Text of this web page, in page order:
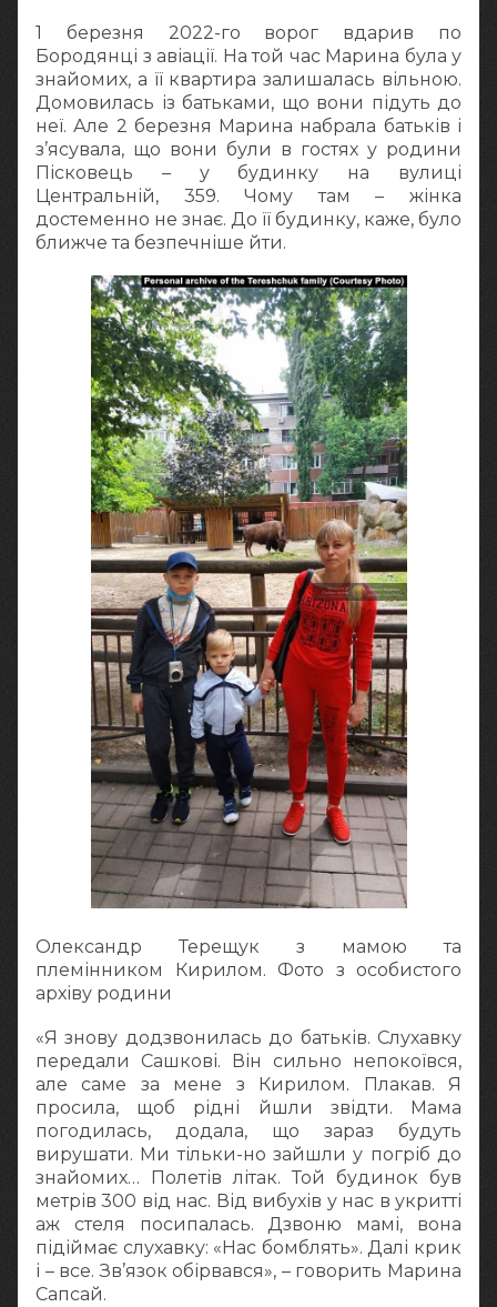
1 березня 2022-го ворог вдарив по
Бородянці з авіації. На той час Марина була у
знайомих, а її квартира залишалась вільною.
Домовилась із батьками, що вони підуть до
неї. Але 2 березня Марина набрала батьків і
з’ясувала, що вони були в гостях у родини
Пісковець – у будинку на вулиці
Центральній, 359. Чому там – жінка
достеменно не знає. До її будинку, каже, було
ближче та безпечніше йти.
Олександр Терещук з мамою та
племінником Кирилом. Фото з особистого
архіву родини
«Я знову додзвонилась до батьків. Слухавку
передали Сашкові. Він сильно непокоївся,
але саме за мене з Кирилом. Плакав. Я
просила, щоб рідні йшли звідти. Мама
погодилась, додала, що зараз будуть
вирушати. Ми тільки-но зайшли у погріб до
знайомих… Полетів літак. Той будинок був
метрів 300 від нас. Від вибухів у нас в укритті
аж стеля посипалась. Дзвоню мамі, вона
підіймає слухавку: «Нас бомблять». Далі крик
і – все. Зв’язок обірвався», – говорить Марина
Сапсай.